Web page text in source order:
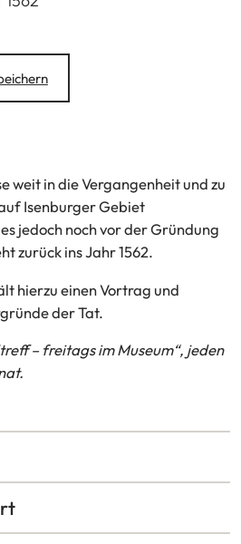
weit in die Vergangenheit und zu
Isenburger Gebiet
jedoch noch vor der Gründung
zurück ins Jahr 1562.
hierzu einen Vortrag und
der Tat.
– freitags im Museum“, jeden